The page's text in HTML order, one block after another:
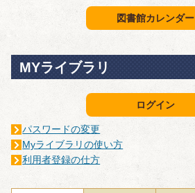
MYライブラリ
ログイン
パスワードの変更
Myライブラリの使い方
利用者登録の仕方
図書館カレンダー